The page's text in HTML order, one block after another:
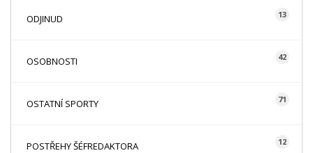
ODJINUD 13
OSOBNOSTI 42
OSTATNÍ SPORTY 71
POSTŘEHY ŠÉFREDAKTORA 12